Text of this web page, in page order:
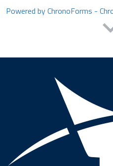
Powered by ChronoForms -